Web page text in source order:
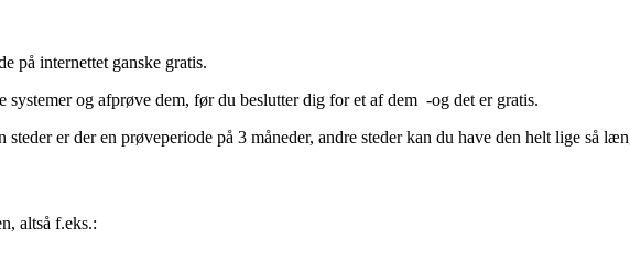
på internettet ganske gratis.
og afprøve dem, før du beslutter dig for et af dem -og det er gratis.
er der en prøveperiode på 3 måneder, andre steder kan du have den helt lige så
altså f.eks.: